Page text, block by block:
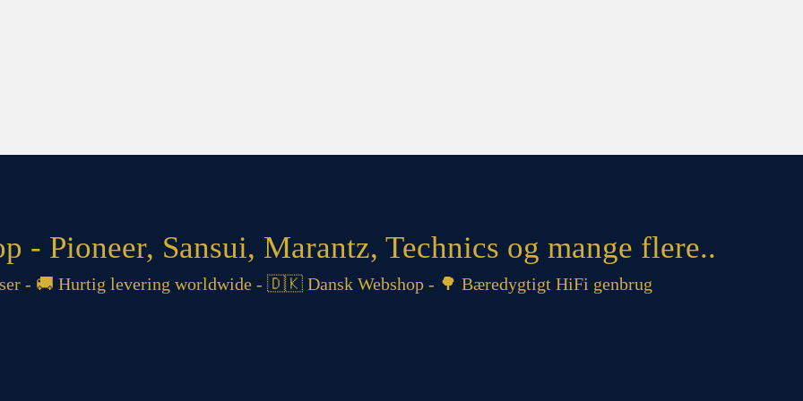
- Pioneer, Sansui, Marantz, Technics og mange flere..
- 🚚 Hurtig levering worldwide - 🇩🇰 Dansk Webshop - 🌳 Bæredygtigt HiFi genbrug